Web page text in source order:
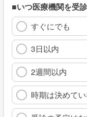
■いつ医療機関を受
すぐにでも
3日以内
2週間以内
時期は決めて